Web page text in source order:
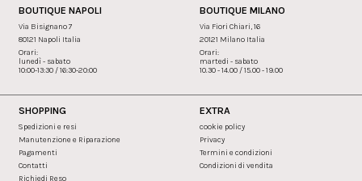
BOUTIQUE NAPOLI
Via Bisignano 7
80121 Napoli Italia
Orari:
lunedì - sabato
10:00-13:30 / 16:30-20:00
BOUTIQUE MILANO
Via Fiori Chiari, 16
20121 Milano Italia
Orari:
martedi - sabato
10.30 - 14.00 / 15.00 - 19.00
SHOPPING
Spedizioni e resi
Manutenzione e Riparazione
Pagamenti
Contatti
Richiedi Reso
EXTRA
cookie policy
Privacy
Termini e condizioni
Condizioni di vendita